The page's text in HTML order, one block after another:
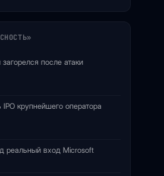
после атаки
крупнейшего оператора
реальный вход Microsoft